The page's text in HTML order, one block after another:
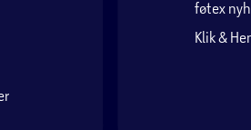
føtex
Klik &